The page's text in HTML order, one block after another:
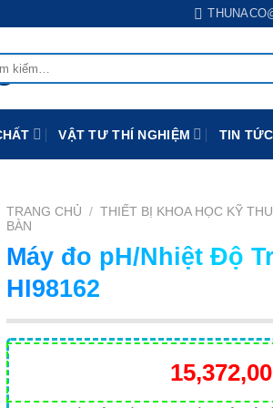
VẬT TƯ THÍ NGHIỆM TIN
TRANG CHỦ / THIẾT BỊ KHOA HỌC KỸ
BÀN
Máy đo pH/Nhiệt Độ
HI98162